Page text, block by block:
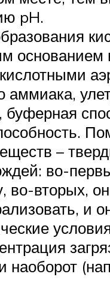
pH.
аммиака,
–
во-
во-вторых,
и